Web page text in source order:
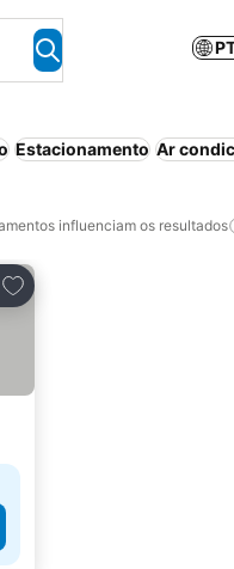
Estacionamento Ar
influenciam os resultados
Adicionar aos favoritos